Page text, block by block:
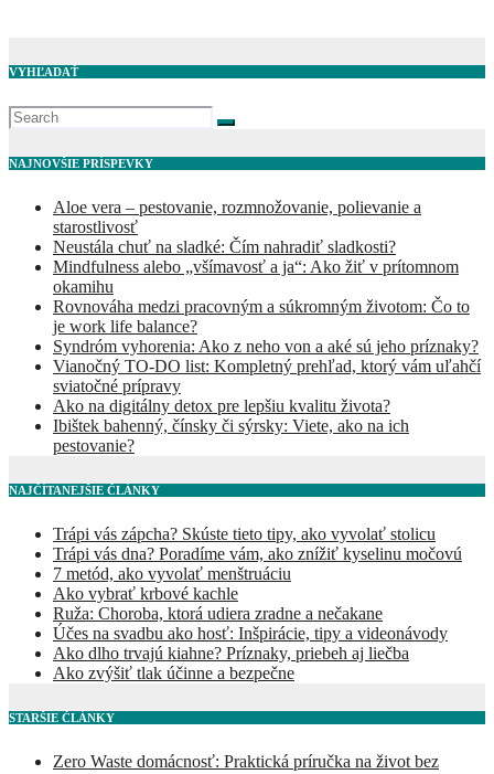
VYHĽADAŤ
NAJNOVŠIE PRÍSPEVKY
Aloe vera – pestovanie, rozmnožovanie, polievanie a
starostlivosť
Neustála chuť na sladké: Čím nahradiť sladkosti?
Mindfulness alebo „všímavosť a ja“: Ako žiť v prítomnom
okamihu
Rovnováha medzi pracovným a súkromným životom: Čo to
je work life balance?
Syndróm vyhorenia: Ako z neho von a aké sú jeho príznaky?
Vianočný TO-DO list: Kompletný prehľad, ktorý vám uľahčí
sviatočné prípravy
Ako na digitálny detox pre lepšiu kvalitu života?
Ibištek bahenný, čínsky či sýrsky: Viete, ako na ich
pestovanie?
NAJČÍTANEJŠIE ČLÁNKY
Trápi vás zápcha? Skúste tieto tipy, ako vyvolať stolicu
Trápi vás dna? Poradíme vám, ako znížiť kyselinu močovú
7 metód, ako vyvolať menštruáciu
Ako vybrať krbové kachle
Ruža: Choroba, ktorá udiera zradne a nečakane
Účes na svadbu ako hosť: Inšpirácie, tipy a videonávody
Ako dlho trvajú kiahne? Príznaky, priebeh aj liečba
Ako zvýšiť tlak účinne a bezpečne
STARŠIE ČLÁNKY
Zero Waste domácnosť: Praktická príručka na život bez